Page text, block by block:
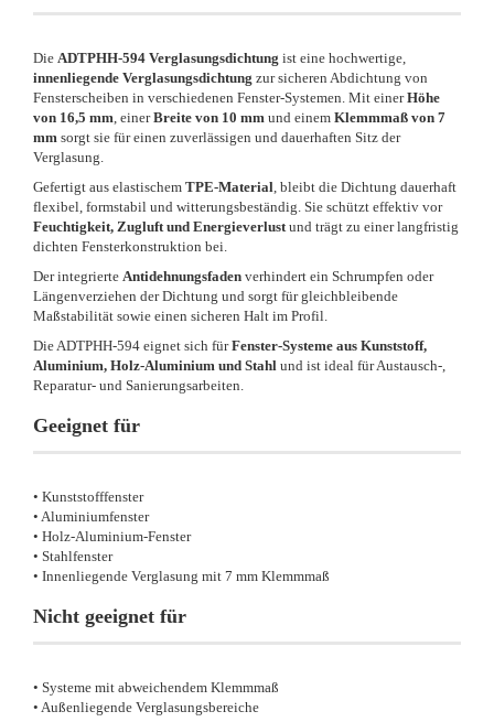
Die ADTPHH-594 Verglasungsdichtung ist eine hochwertige,
innenliegende Verglasungsdichtung zur sicheren Abdichtung von
Fensterscheiben in verschiedenen Fenster-Systemen. Mit einerHöhe
von 16,5 mm, einerBreite von 10 mm und einem Klemmmaß von 7
mm sorgt sie für einen zuverlässigen und dauerhaften Sitz der
Verglasung.
Gefertigt aus elastischem TPE-Material, bleibt die Dichtung dauerhaft
flexibel, formstabil und witterungsbeständig. Sie schützt effektiv vor
Feuchtigkeit, Zugluft und Energieverlustund trägt zu einer langfristig
dichten Fensterkonstruktion bei.
Der integrierte Antidehnungsfaden verhindert ein Schrumpfen oder
Längenverziehen der Dichtung und sorgt für gleichbleibende
Maßstabilität sowie einen sicheren Halt im Profil.
Die ADTPHH-594 eignet sich fürFenster-Systeme aus Kunststoff,
Aluminium, Holz-Aluminium und Stahl und ist ideal für Austausch-,
Reparatur- und Sanierungsarbeiten.
Geeignet für
• Kunststofffenster
• Aluminiumfenster
• Holz-Aluminium-Fenster
• Stahlfenster
• Innenliegende Verglasung mit 7 mm Klemmmaß
Nicht geeignet für
• Systeme mit abweichendem Klemmmaß
• Außenliegende Verglasungsbereiche